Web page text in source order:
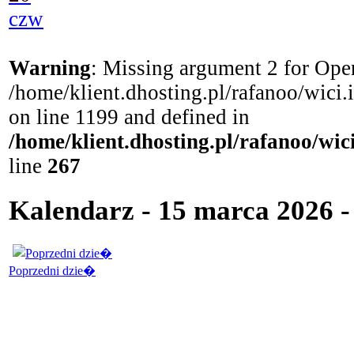
czw
Warning: Missing argument 2 for
/home/klient.dhosting.pl/rafanoo/
on line 1199 and defined in
/home/klient.dhosting.pl/rafanoo/
line 267
Kalendarz - 15 marca 2026
Poprzedni dzie�